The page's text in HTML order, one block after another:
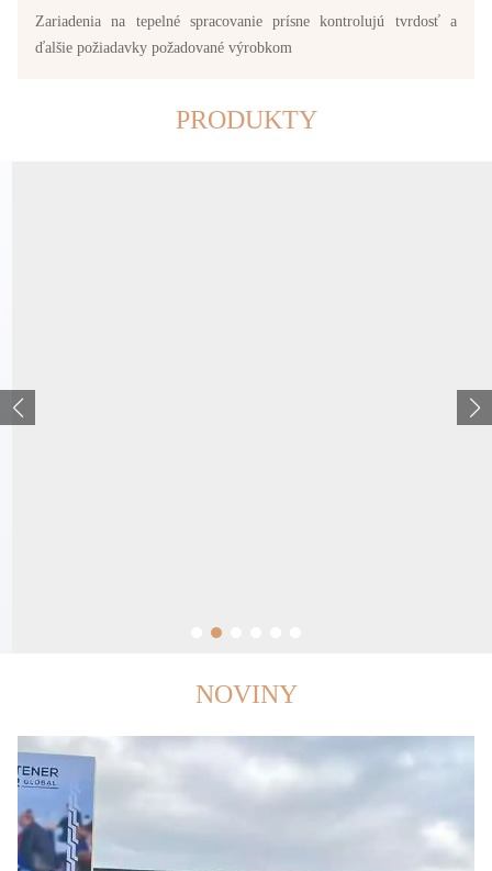
Zariadenia na tepelné spracovanie prísne kontrolujú tvrdosť a
ďalšie požiadavky požadované výrobkom
PRODUKTY
NOVINY